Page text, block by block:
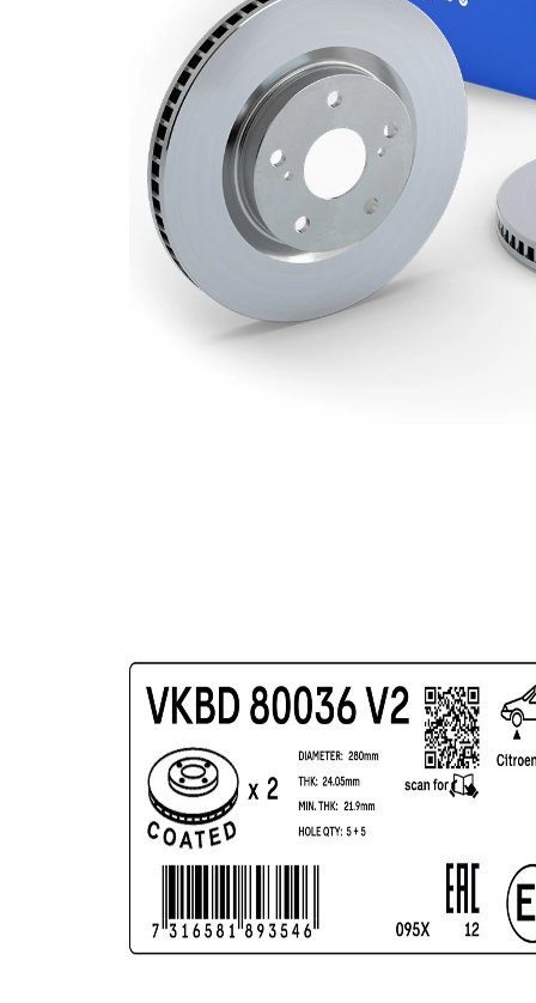
pistoane
Diametru
exterior
280 mm
Numar
gauri
5
Diametru
de centrare
73 mm
Asezare
gauri Ø
118 mm
Suprafata
acoperit
protector)